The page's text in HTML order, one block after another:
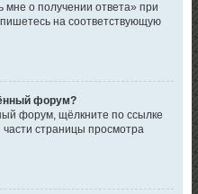
мне о получении ответа» при
на соответствующую
форум?
форум, щёлкните по ссылке
страницы просмотра